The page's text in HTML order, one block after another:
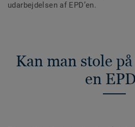
udarbejdelsen af EPD’en.
Kan man stole
en